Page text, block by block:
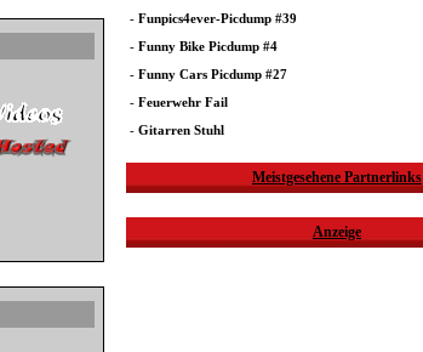
-Funpics4ever-Picdump #39
-Funny Bike Picdump #4
-Funny Cars Picdump #27
-Feuerwehr Fail
-Gitarren Stuhl
Meistgesehene Partnerlinks
Anzeige